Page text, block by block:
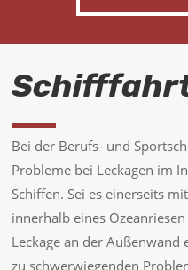
Bei der Berufs- und
Probleme bei Leckagen im
Schiffen. Sei es einerseits
innerhalb eines
Leckage an der
zu schwerwiegenden